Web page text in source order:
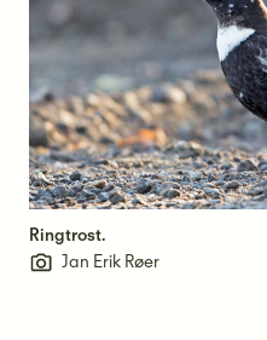
Ringtrost.
Jan Erik Røer